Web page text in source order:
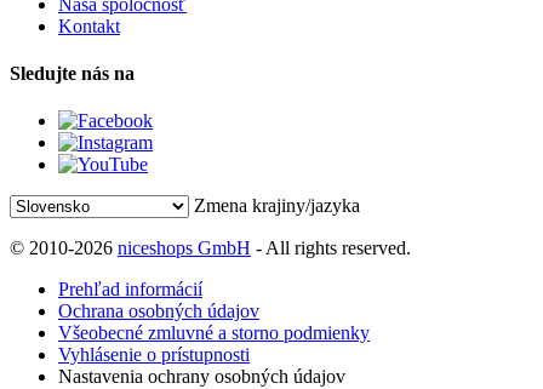
Kontakt
Sledujte nás na
Zmena krajiny/jazyka
© 2010-2026 niceshops GmbH - All rights reserved.
Prehľad informácií
Ochrana osobných údajov
Všeobecné zmluvné a storno podmienky
Vyhlásenie o prístupnosti
Nastavenia ochrany osobných údajov